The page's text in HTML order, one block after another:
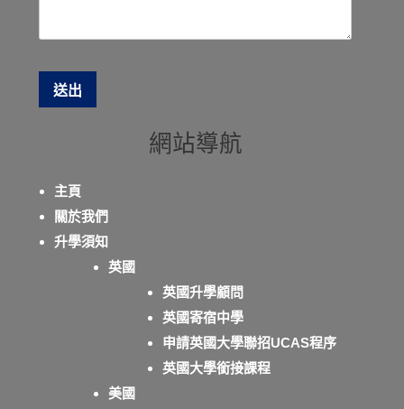
網站導航
主頁
關於我們
升學須知
英國
英國升學顧問
英國寄宿中學
申請英國大學聯招UCAS程序
英國大學銜接課程
美國